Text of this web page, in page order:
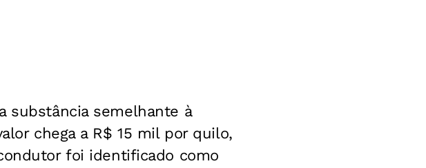
substância semelhante à
chega a R$ 15 mil por quilo,
foi identificado como